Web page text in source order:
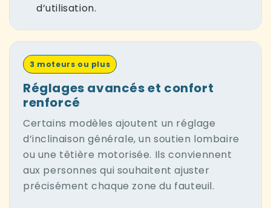
d’utilisation.
3 moteurs ou plus
Réglages avancés et confort
renforcé
Certains modèles ajoutent un réglage
d’inclinaison générale, un soutien lombaire
ou une têtière motorisée. Ils conviennent
aux personnes qui souhaitent ajuster
précisément chaque zone du fauteuil.